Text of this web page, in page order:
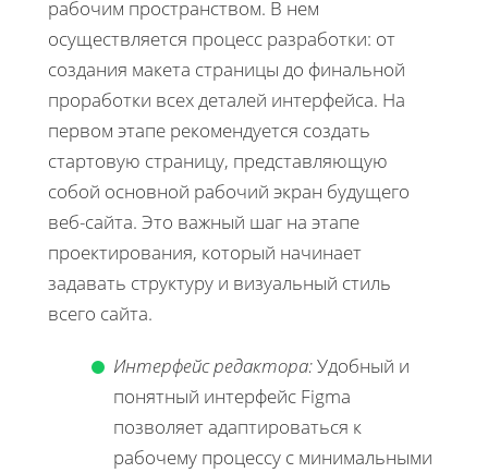
рабочим пространством. В нем
осуществляется процесс разработки: от
создания макета страницы до финальной
проработки всех деталей интерфейса. На
первом этапе рекомендуется создать
стартовую страницу, представляющую
собой основной рабочий экран будущего
веб-сайта. Это важный шаг на этапе
проектирования, который начинает
задавать структуру и визуальный стиль
всего сайта.
Интерфейс редактора:Удобный и
понятный интерфейс Figma
позволяет адаптироваться к
рабочему процессу с минимальными